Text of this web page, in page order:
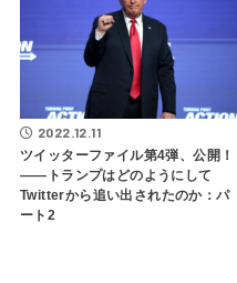
2022.12.11
ツイッターファイル第4弾、公開！
――トランプはどのようにして
Twitterから追い出されたのか：パ
ート2